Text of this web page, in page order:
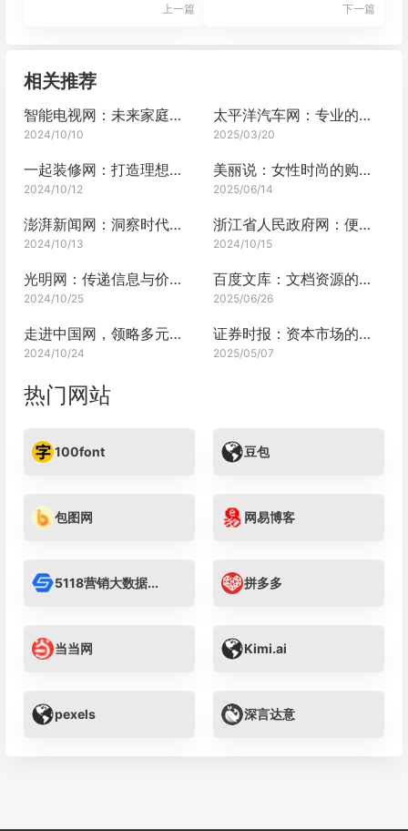
上一篇 下一篇
相关推荐
智能电视网：未来家庭娱乐的枢纽
2024/10/10
太平洋汽车网：专业的汽车资讯网站
2025/03/20
一起装修网：打造理想家居新体验
2024/10/12
美丽说：女性时尚的购物指南
2025/06/14
澎湃新闻网：洞察时代脉搏
2024/10/13
浙江省人民政府网：便民服务的数字化门户
2024/10/15
光明网：传递信息与价值的重要平台
2024/10/25
百度文库：文档资源的无尽宝藏
2025/06/26
走进中国网，领略多元中国
2024/10/24
证券时报：资本市场的瞭望塔
2025/05/07
热门网站
100font 豆包
包图网 网易博客
5118营销大数据... 拼多多
当当网 Kimi.ai
pexels 深言达意